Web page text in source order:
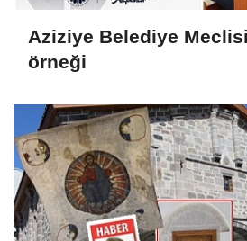
Aziziye Belediye
örneği